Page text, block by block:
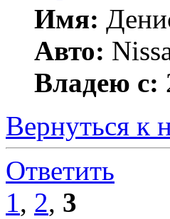
Имя:
Авто:
Владею с:
Вернуться к
Ответить
1, 2, 3